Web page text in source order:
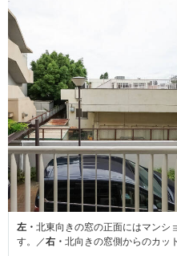
左・ 北東向きの窓の正面にはマンシ
す。／右・ 北向きの窓側からのカット